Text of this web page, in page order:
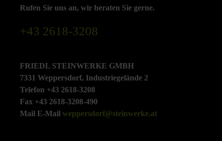
Rufen Sie uns an, wir beraten Sie gerne.
+43 2618-3208
FRIEDL STEINWERKE GMBH
7331 Weppersdorf, Industriegelände 2
Telefon +43 2618-3208
Fax +43 2618-3208-490
Mail E-Mail weppersdorf@steinwerke.at